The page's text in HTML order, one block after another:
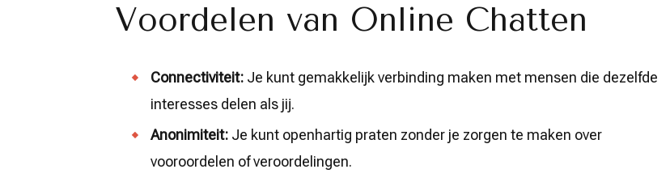
Voordelen van Online Chatten
Connectiviteit: Je kunt gemakkelijk verbinding maken met mensen die dezelfde
interesses delen als jij.
Anonimiteit: Je kunt openhartig praten zonder je zorgen te maken over
vooroordelen of veroordelingen.